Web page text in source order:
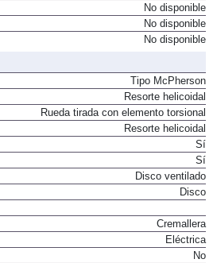
No disponible
No disponible
No disponible
Tipo McPherson
Resorte helicoidal
Rueda tirada con elemento torsional
Resorte helicoidal
Sí
Sí
Disco ventilado
Disco
Cremallera
Eléctrica
No